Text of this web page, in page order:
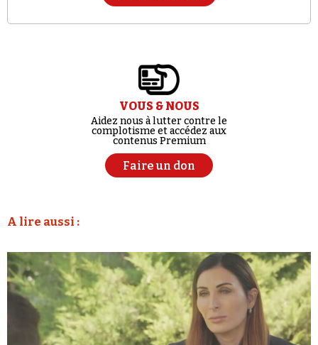
VOUS & NOUS
Aidez nous à lutter contre le
complotisme et accédez aux
contenus Premium
Faire un don
A lire aussi :